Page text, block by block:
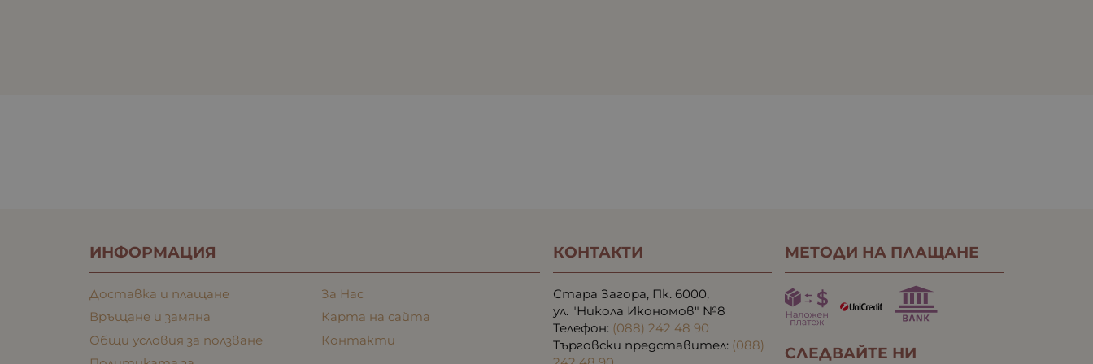
ИНФОРМАЦИЯ
Доставка и плащане
Връщане и замяна
Общи условия за ползване
За Нас
Карта на сайта
Контакти
КОНТАКТИ
Стара Загора, Пк. 6000,
ул. "Никола Икономов" №8
Телефон: (088) 242 48 90
Търговски представител: (088)
МЕТОДИ НА ПЛАЩАНЕ
СЛЕДВАЙТЕ НИ